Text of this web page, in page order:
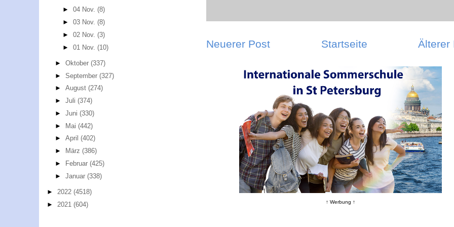
Neuerer Post Älterer
Startseite
↑ Werbung ↑
►04 Nov.(8)
►03 Nov.(8)
►02 Nov.(3)
►01 Nov.(10)
► Oktober (337)
► September (327)
► August (274)
► Juli (374)
► Juni (330)
► Mai (442)
► April (402)
►
März (386)
►
Februar (425)
► Januar (338)
► 2022 (4518)
► 2021 (604)